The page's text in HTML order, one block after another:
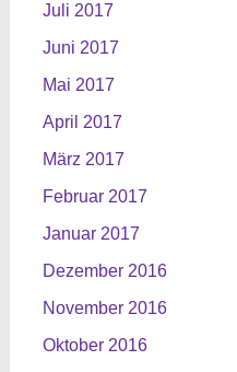
Juli 2017
Juni 2017
Mai 2017
April 2017
März 2017
Februar 2017
Januar 2017
Dezember 2016
November 2016
Oktober 2016